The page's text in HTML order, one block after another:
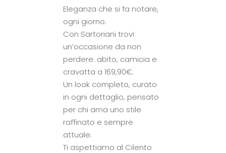
Eleganza che si fa notare,
ogni giorno.
Con Sartoriani trovi
un’occasione da non
perdere: abito, camicia e
cravatta a 169,90€.
Un look completo, curato
in ogni dettaglio, pensato
per chi ama uno stile
raffinato e sempre
attuale.
Ti aspettiamo al Cilento